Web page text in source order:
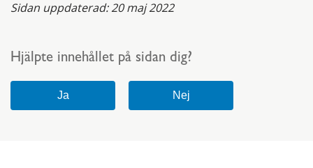
Sidan uppdaterad:20 maj 2022
Hjälpte innehållet på sidan dig?